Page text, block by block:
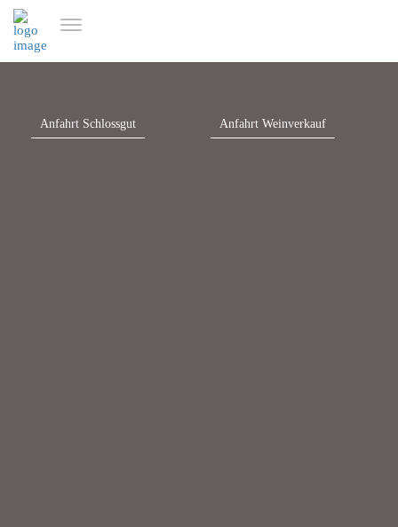
Anfahrt Schlossgut Anfahrt Weinverkauf